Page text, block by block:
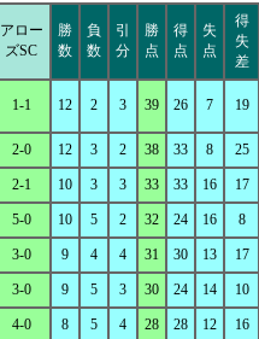
アロー
ズSC
勝
数
負
数
引
分
勝
点
得
点
失
点
得
失
差
1-1 12 2 3 39 26 7 19
2-0 12 3 2 38 33 8 25
2-1 10 3 3 33 33 16 17
5-0 10 5 2 32 24 16 8
3-0 9 4 4 31 30 13 17
3-0 9 5 3 30 24 14 10
4-0 8 5 4 28 28 12 16